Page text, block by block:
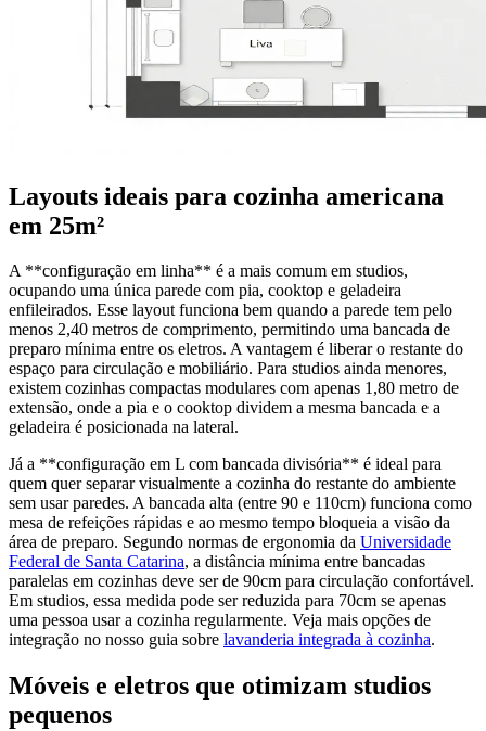
Layouts ideais para cozinha americana
em 25m²
A **configuração em linha** é a mais comum em studios,
ocupando uma única parede com pia, cooktop e geladeira
enfileirados. Esse layout funciona bem quando a parede tem pelo
menos 2,40 metros de comprimento, permitindo uma bancada de
preparo mínima entre os eletros. A vantagem é liberar o restante do
espaço para circulação e mobiliário. Para studios ainda menores,
existem cozinhas compactas modulares com apenas 1,80 metro de
extensão, onde a pia e o cooktop dividem a mesma bancada e a
geladeira é posicionada na lateral.
Já a **configuração em L com bancada divisória** é ideal para
quem quer separar visualmente a cozinha do restante do ambiente
sem usar paredes. A bancada alta (entre 90 e 110cm) funciona como
mesa de refeições rápidas e ao mesmo tempo bloqueia a visão da
área de preparo. Segundo normas de ergonomia da Universidade
Federal de Santa Catarina, a distância mínima entre bancadas
paralelas em cozinhas deve ser de 90cm para circulação confortável.
Em studios, essa medida pode ser reduzida para 70cm se apenas
uma pessoa usar a cozinha regularmente. Veja mais opções de
integração no nosso guia sobre lavanderia integrada à cozinha.
Móveis e eletros que otimizam studios
pequenos